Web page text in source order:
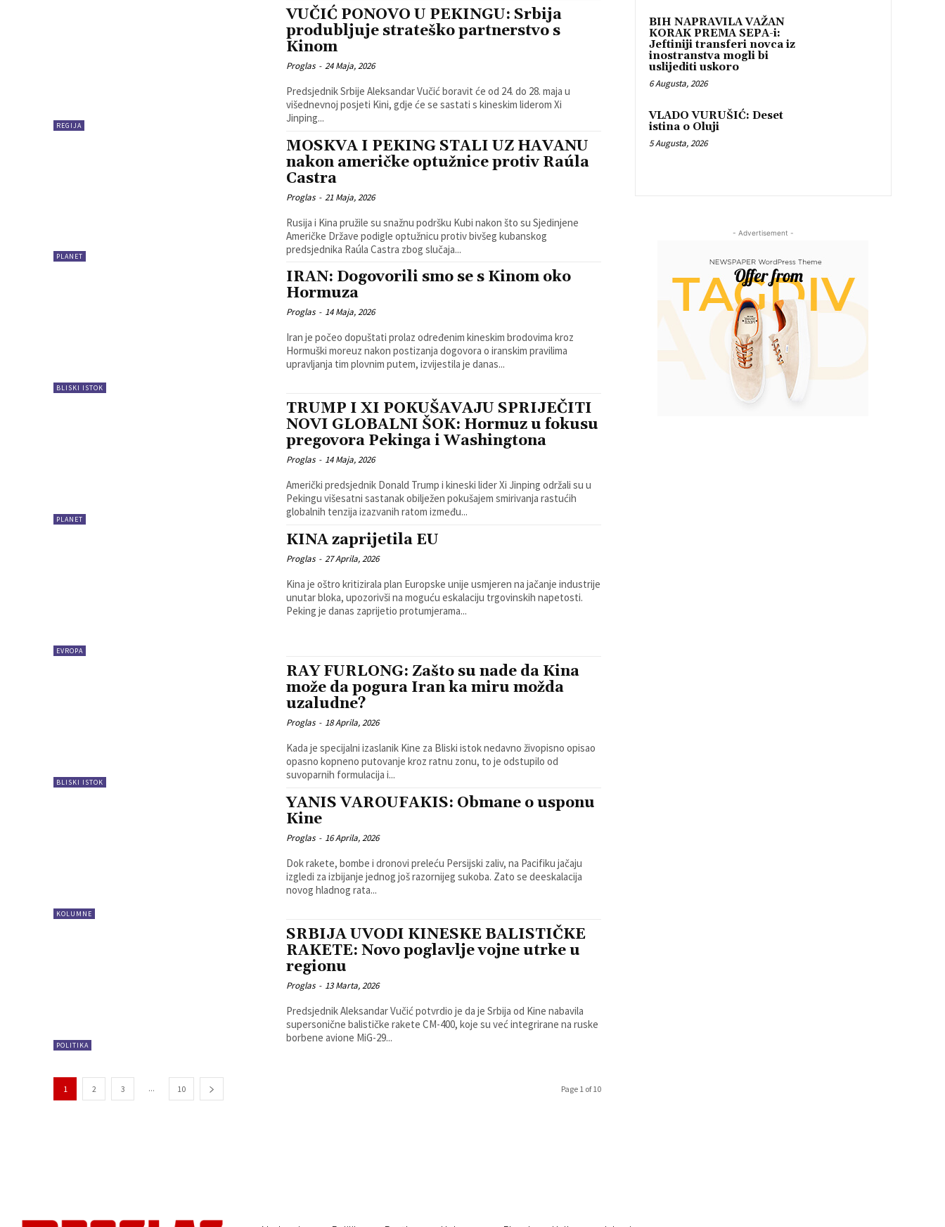
REGIJA
VUČIĆ PONOVO U PEKINGU: Srbija
produbljuje strateško partnerstvo s
Kinom
Proglas - 24 Maja, 2026
Predsjednik Srbije Aleksandar Vučić boravit će od 24. do 28. maja u
višednevnoj posjeti Kini, gdje će se sastati s kineskim liderom Xi
Jinping...
PLANET
MOSKVA I PEKING STALI UZ HAVANU
nakon američke optužnice protiv Raúla
Castra
Proglas - 21 Maja, 2026
Rusija i Kina pružile su snažnu podršku Kubi nakon što su Sjedinjene
Američke Države podigle optužnicu protiv bivšeg kubanskog
predsjednika Raúla Castra zbog slučaja...
BLISKI ISTOK
IRAN: Dogovorili smo se s Kinom oko
Hormuza
Proglas - 14 Maja, 2026
Iran je počeo dopuštati prolaz određenim kineskim brodovima kroz
Hormuški moreuz nakon postizanja dogovora o iranskim pravilima
upravljanja tim plovnim putem, izvijestila je danas...
PLANET
TRUMP I XI POKUŠAVAJU SPRIJEČITI
NOVI GLOBALNI ŠOK: Hormuz u fokusu
pregovora Pekinga i Washingtona
Proglas - 14 Maja, 2026
Američki predsjednik Donald Trump i kineski lider Xi Jinping održali su u
Pekingu višesatni sastanak obilježen pokušajem smirivanja rastućih
globalnih tenzija izazvanih ratom između...
EVROPA
KINA zaprijetila EU
Proglas - 27 Aprila, 2026
Kina je oštro kritizirala plan Europske unije usmjeren na jačanje industrije
unutar bloka, upozorivši na moguću eskalaciju trgovinskih napetosti.
Peking je danas zaprijetio protumjerama...
BLISKI ISTOK
RAY FURLONG: Zašto su nade da Kina
može da pogura Iran ka miru možda
uzaludne?
Proglas - 18 Aprila, 2026
Kada je specijalni izaslanik Kine za Bliski istok nedavno živopisno opisao
opasno kopneno putovanje kroz ratnu zonu, to je odstupilo od
suvoparnih formulacija i...
KOLUMNE
YANIS VAROUFAKIS: Obmane o usponu
Kine
Proglas - 16 Aprila, 2026
Dok rakete, bombe i dronovi preleću Persijski zaliv, na Pacifiku jačaju
izgledi za izbijanje jednog još razornijeg sukoba. Zato se deeskalacija
novog hladnog rata...
POLITIKA
SRBIJA UVODI KINESKE BALISTIČKE
RAKETE: Novo poglavlje vojne utrke u
regionu
Proglas - 13 Marta, 2026
Predsjednik Aleksandar Vučić potvrdio je da je Srbija od Kine nabavila
supersonične balističke rakete CM-400, koje su već integrirane na ruske
borbene avione MiG-29...
1 2 3 ... 10 Page 1 of 10
BIH NAPRAVILA VAŽAN
KORAK PREMA SEPA-i:
Jeftiniji transferi novca iz
inostranstva mogli bi
uslijediti uskoro
6 Augusta, 2026
VLADO VURUŠIĆ: Deset
istina o Oluji
5 Augusta, 2026
- Advertisement -